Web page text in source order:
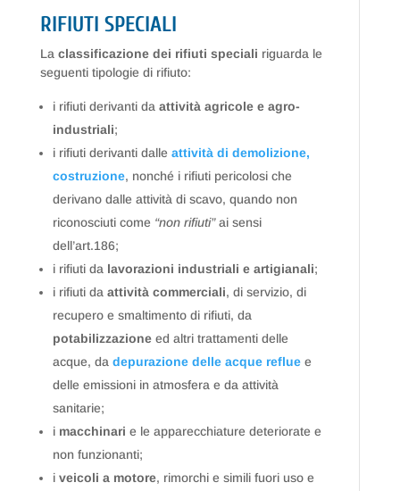
RIFIUTI SPECIALI
La classificazione dei rifiuti speciali riguarda le
seguenti tipologie di rifiuto:
i rifiuti derivanti da attività agricole e agro-
industriali;
i rifiuti derivanti dalle attività di demolizione,
costruzione, nonché i rifiuti pericolosi che
derivano dalle attività di scavo, quando non
riconosciuti come “non rifiuti”ai sensi
dell’art.186;
i rifiuti da lavorazioni industriali e artigianali;
i rifiuti da attività commerciali, di servizio, di
recupero e smaltimento di rifiuti, da
potabilizzazioneed altri trattamenti delle
acque, da depurazione delle acque refluee
delle emissioni in atmosfera e da attività
sanitarie;
i macchinari e le apparecchiature deteriorate e
non funzionanti;
i veicoli a motore, rimorchi e simili fuori uso e